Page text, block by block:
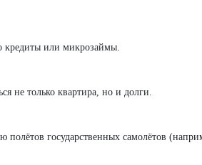
кредиты или микрозаймы.
не только квартира, но и долги.
полётов государственных самолётов